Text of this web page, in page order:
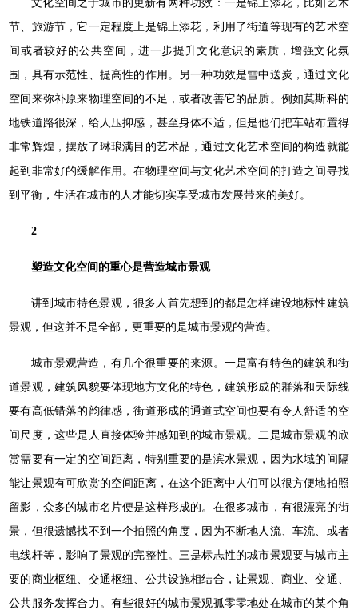
文化空间之于城市的更新有两种功效：一是锦上添花，比如艺术
节、旅游节，它一定程度上是锦上添花，利用了街道等现有的艺术空
间或者较好的公共空间，进一步提升文化意识的素质，增强文化氛
围，具有示范性、提高性的作用。另一种功效是雪中送炭，通过文化
空间来弥补原来物理空间的不足，或者改善它的品质。例如莫斯科的
地铁道路很深，给人压抑感，甚至身体不适，但是他们把车站布置得
非常辉煌，摆放了琳琅满目的艺术品，通过文化艺术空间的构造就能
起到非常好的缓解作用。在物理空间与文化艺术空间的打造之间寻找
到平衡，生活在城市的人才能切实享受城市发展带来的美好。
2
塑造文化空间的重心是营造城市景观
讲到城市特色景观，很多人首先想到的都是怎样建设地标性建筑
景观，但这并不是全部，更重要的是城市景观的营造。
城市景观营造，有几个很重要的来源。一是富有特色的建筑和街
道景观，建筑风貌要体现地方文化的特色，建筑形成的群落和天际线
要有高低错落的韵律感，街道形成的通道式空间也要有令人舒适的空
间尺度，这些是人直接体验并感知到的城市景观。二是城市景观的欣
赏需要有一定的空间距离，特别重要的是滨水景观，因为水域的间隔
能让景观有可欣赏的空间距离，在这个距离中人们可以很方便地拍照
留影，众多的城市名片便是这样形成的。在很多城市，有很漂亮的街
景，但很遗憾找不到一个拍照的角度，因为不断地人流、车流、或者
电线杆等，影响了景观的完整性。三是标志性的城市景观要与城市主
要的商业枢纽、交通枢纽、公共设施相结合，让景观、商业、交通、
公共服务发挥合力。有些很好的城市景观孤零零地处在城市的某个角